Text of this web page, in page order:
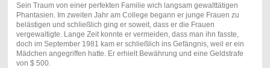
Sein Traum von einer perfekten Familie wich langsam gewalttätigen
Phantasien. Im zweiten Jahr am College begann er junge Frauen zu
belästigen und schließlich ging er soweit, dass er die Frauen
vergewaltigte. Lange Zeit konnte er vermeiden, dass man ihn fasste,
doch im September 1981 kam er schließlich ins Gefängnis, weil er ein
Mädchen angegriffen hatte. Er erhielt Bewährung und eine Geldstrafe
von $ 500.